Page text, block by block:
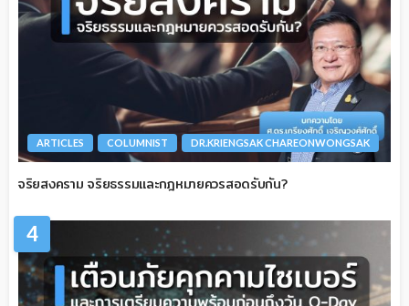
ARTICLES COLUMNIST DR.KRIENGSAK CHAREONWONGSAK
จริยสงคราม จริยธรรมและกฎหมายควรสอดรับกัน?
4